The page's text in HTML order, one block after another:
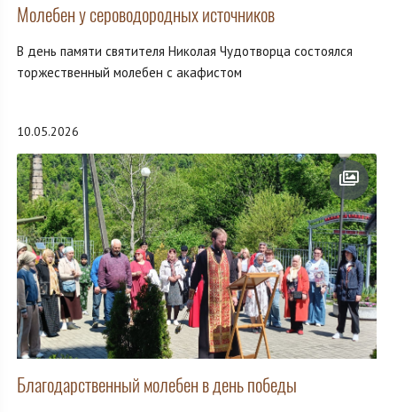
Молебен у сероводородных источников
В день памяти святителя Николая Чудотворца состоялся
торжественный молебен с акафистом
10.05.2026
Благодарственный молебен в день победы